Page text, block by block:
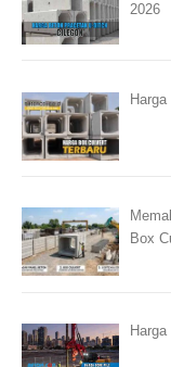
2026
Box